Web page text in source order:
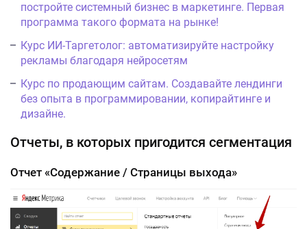
постройте системный бизнес в маркетинге. Первая
программа такого формата на рынке!
Курс ИИ-Таргетолог: автоматизируйте настройку
рекламы благодаря нейросетям
Курс по продающим сайтам. Создавайте лендинги
без опыта в программировании, копирайтинге и
дизайне.
Отчеты, в которых пригодится сегментация
Отчет «Содержание / Страницы выхода»